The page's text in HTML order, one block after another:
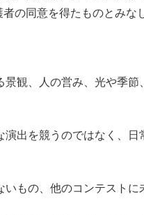
の同意を得たものとみな
景観、人の営み、光や季
演出を競うのではなく、
もの、他のコンテストに